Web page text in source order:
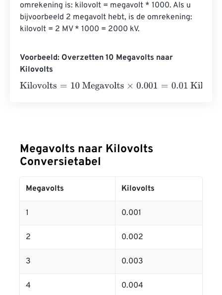
omrekening is: kilovolt = megavolt * 1000. Als u
bijvoorbeeld 2 megavolt hebt, is de omrekening:
kilovolt = 2 MV * 1000 = 2000 kV.
Voorbeeld: Overzetten 10 Megavolts naar
Kilovolts
Kilovolts=10 Megavolts×0.001 =0.01 Kilovolts
Megavolts naar Kilovolts
Conversietabel
Megavolts Kilovolts
1 0.001
2 0.002
3 0.003
4 0.004